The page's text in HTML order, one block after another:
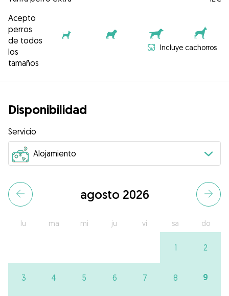
Acepto
perros
de todos
los
tamaños
Incluye cachorros
Disponibilidad
Servicio
agosto 2026
lu ma mi ju vi sa do
1 2
3 4 5 6 7 8 9